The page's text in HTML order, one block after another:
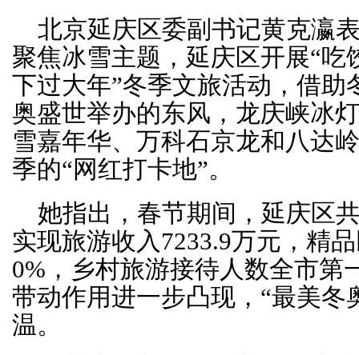
北京延庆区委副书记黄克瀛
聚焦冰雪主题，延庆区开展“吃
下过大年”冬季文旅活动，借助
奥盛世举办的东风，龙庆峡冰
雪嘉年华、万科石京龙和八达
季的“网红打卡地”。
她指出，春节期间，延庆区
实现旅游收入7233.9万元，精
0%，乡村旅游接待人数全市第
带动作用进一步凸现，“最美冬
温。